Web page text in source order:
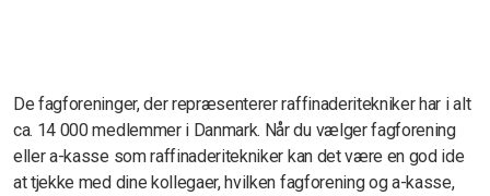
De fagforeninger, der repræsenterer raffinaderitekniker har i alt
ca. 14 000 medlemmer i Danmark. Når du vælger fagforening
eller a-kasse som raffinaderitekniker kan det være en god ide
at tjekke med dine kollegaer, hvilken fagforening og a-kasse,